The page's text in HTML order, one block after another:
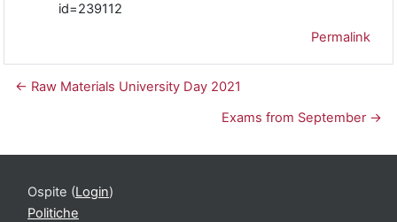
id=239112
Permalink
← Raw Materials University Day 2021
Exams from September →
Ospite (Login)
Politiche